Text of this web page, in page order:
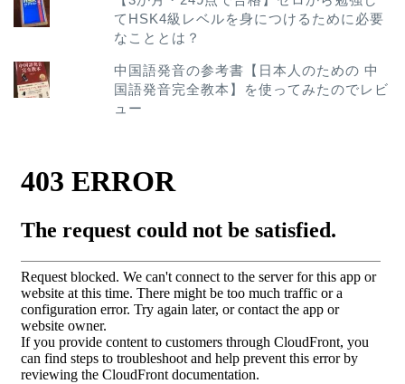
てHSK4級レベルを身につけるために必要
なこととは？
中国語発音の参考書【日本人のための 中
国語発音完全教本】を使ってみたのでレビ
ュー